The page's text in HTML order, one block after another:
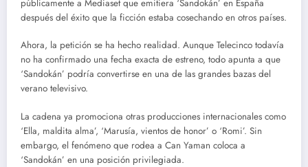
públicamente a Mediaset que emitiera ‘Sandokán’ en España
después del éxito que la ficción estaba cosechando en otros países.
Ahora, la petición se ha hecho realidad. Aunque Telecinco todavía
no ha confirmado una fecha exacta de estreno, todo apunta a que
‘Sandokán’ podría convertirse en una de las grandes bazas del
verano televisivo.
La cadena ya promociona otras producciones internacionales como
‘Ella, maldita alma’, ‘Marusía, vientos de honor’ o ‘Romi’. Sin
embargo, el fenómeno que rodea a Can Yaman coloca a
‘Sandokán’ en una posición privilegiada.